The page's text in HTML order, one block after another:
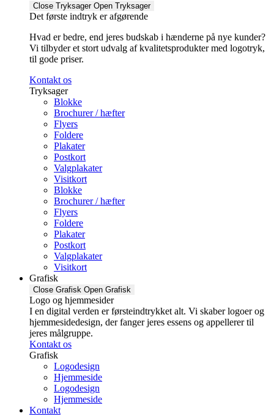
Close Tryksager Open Tryksager
Det første indtryk er afgørende
Hvad er bedre, end jeres budskab i hænderne på nye kunder?
Vi tilbyder et stort udvalg af kvalitetsprodukter med logotryk,
til gode priser.
Kontakt os
Tryksager
Blokke
Brochurer / hæfter
Flyers
Foldere
Plakater
Postkort
Valgplakater
Visitkort
Blokke
Brochurer / hæfter
Flyers
Foldere
Plakater
Postkort
Valgplakater
Visitkort
Grafisk
Close Grafisk Open Grafisk
Logo og hjemmesider
I en digital verden er førsteindtrykket alt. Vi skaber logoer og
hjemmesidedesign, der fanger jeres essens og appellerer til
jeres målgruppe.
Kontakt os
Grafisk
Logodesign
Hjemmeside
Logodesign
Hjemmeside
Kontakt